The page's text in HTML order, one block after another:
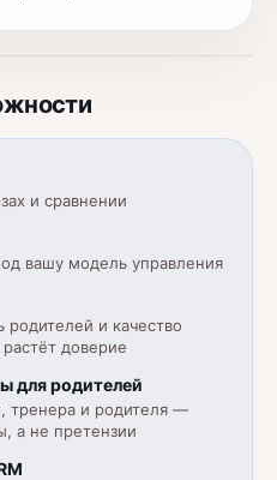
и сравнении
вашу модель управления
и качество
доверие
для родителей
тренера и родителя —
а не претензии